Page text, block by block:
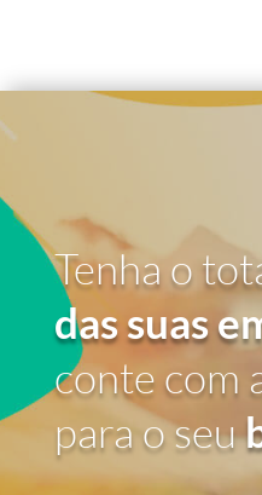
Tenha o
das suas
conte com
para o seu